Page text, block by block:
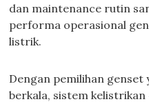
dan maintenance rutin
performa operasional
listrik.
Dengan pemilihan
berkala, sistem